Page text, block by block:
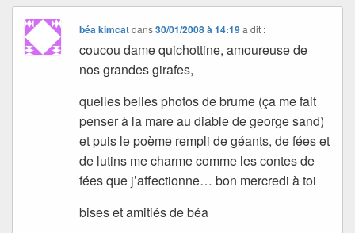
béa kimcatdans30/01/2008 à 14:19 a dit :
coucou dame quichottine, amoureuse de
nos grandes girafes,
quelles belles photos de brume (ça me fait
penser à la mare au diable de george sand)
et puis le poème rempli de géants, de fées et
de lutins me charme comme les contes de
fées que j’affectionne… bon mercredi à toi
bises et amitiés de béa